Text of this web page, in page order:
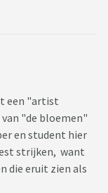
een "artist
"de bloemen"
en student hier
strijken, want
die eruit zien als